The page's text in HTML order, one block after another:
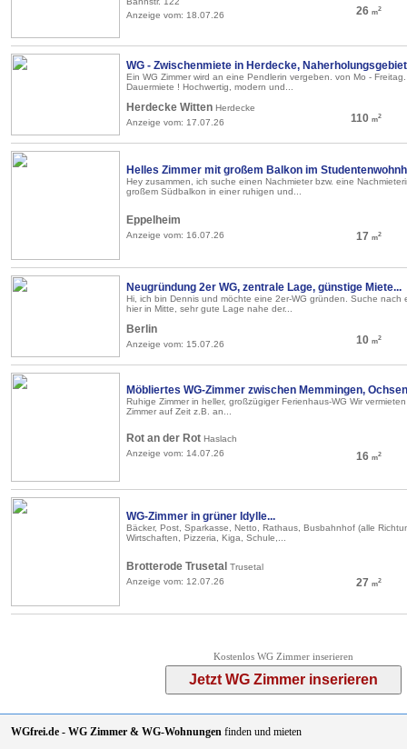
Anzeige vom: 18.07.26
26 m2
WG - Zwischenmiete in Herdecke,
Ein WG Zimmer wird an eine Pendlerin vergeben. von Mo -
Dauermiete ! Hochwertig, modern und...
Herdecke Witten Herdecke
Anzeige vom: 17.07.26
110 m2
Helles Zimmer mit großem Balkon im
Hey zusammen, ich suche einen Nachmieter bzw. eine
großem Südbalkon in einer ruhigen und...
Eppelheim
Anzeige vom: 16.07.26 17 m2
Neugründung 2er WG, zentrale Lage, günstige Miete...
Hi, ich bin Dennis und möchte eine 2er-WG gründen. Suche nach
hier in Mitte, sehr gute Lage nahe der...
Berlin
Anzeige vom: 15.07.26 10 m2
Möbliertes WG-Zimmer zwischen Memmingen,
Ruhige Zimmer in heller, großzügiger Ferienhaus-WG Wir
Zimmer auf Zeit z.B. an...
Rot an der Rot Haslach
Anzeige vom: 14.07.26
16 m2
WG-Zimmer in grüner Idylle...
Bäcker, Post, Sparkasse, Netto, Rathaus, Busbahnhof (alle
Wirtschaften, Pizzeria, Kiga, Schule,...
Brotterode Trusetal Trusetal
Anzeige vom: 12.07.26
27 m2
Kostenlos WG Zimmer inserieren
WGfrei.de - WG Zimmer & WG-Wohnungen finden und mieten